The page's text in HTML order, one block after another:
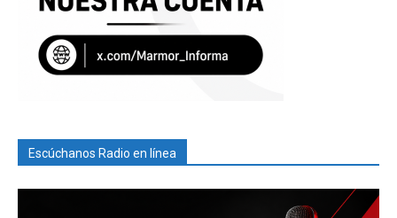
Escúchanos Radio en línea